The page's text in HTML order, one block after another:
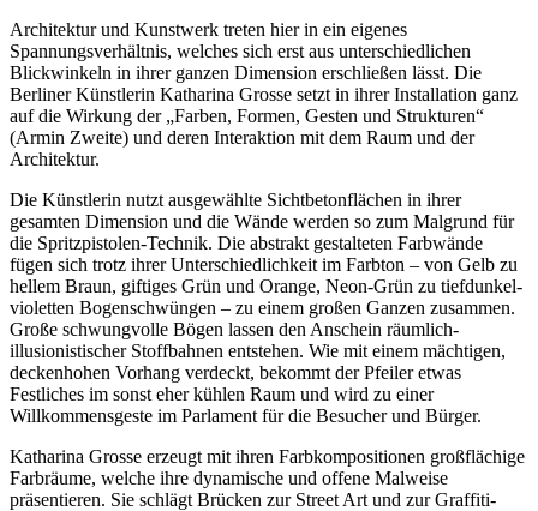
Architektur und Kunstwerk treten hier in ein eigenes
Spannungsverhältnis, welches sich erst aus unterschiedlichen
Blickwinkeln in ihrer ganzen Dimension erschließen lässt. Die
Berliner Künstlerin Katharina Grosse setzt in ihrer Installation ganz
auf die Wirkung der „Farben, Formen, Gesten und Strukturen“
(Armin Zweite) und deren Interaktion mit dem Raum und der
Architektur.
Die Künstlerin nutzt ausgewählte Sichtbetonflächen in ihrer
gesamten Dimension und die Wände werden so zum Malgrund für
die Spritzpistolen-Technik. Die abstrakt gestalteten Farbwände
fügen sich trotz ihrer Unterschiedlichkeit im Farbton – von Gelb zu
hellem Braun, giftiges Grün und Orange, Neon-Grün zu tiefdunkel-
violetten Bogenschwüngen – zu einem großen Ganzen zusammen.
Große schwungvolle Bögen lassen den Anschein räumlich-
illusionistischer Stoffbahnen entstehen. Wie mit einem mächtigen,
deckenhohen Vorhang verdeckt, bekommt der Pfeiler etwas
Festliches im sonst eher kühlen Raum und wird zu einer
Willkommensgeste im Parlament für die Besucher und Bürger.
Katharina Grosse erzeugt mit ihren Farbkompositionen großflächige
Farbräume, welche ihre dynamische und offene Malweise
präsentieren. Sie schlägt Brücken zur Street Art und zur Graffiti-